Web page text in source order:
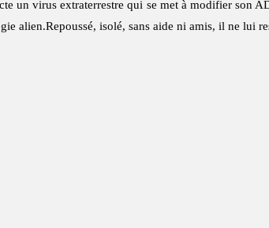
un virus extraterrestre qui se met à modifier son
alien.Repoussé, isolé, sans aide ni amis, il ne lui